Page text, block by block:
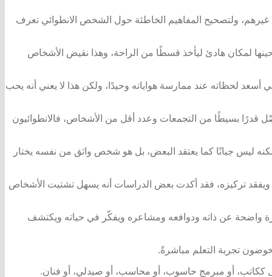
ولتصحيح المفاهيم الخاطئة حول الشخص الانطوائي تعرف
لمكان هادئ ليأخذ قسطًا من الراحة، وهذا نقيض الأشخاص
لحظاته عند ممارسة هواياته وحيدًا، ولكن هذا لا يعني أنه يحب
قدرًا بسيطًا من التجمعات وعدد أقل من الأشخاص، فالانطوائيون
ليس جبانًا كما يعتقد البعض، بل هو شخص واثق من نفسه يختار
ويفقد تركيزه، فقد أكدت بعض الدراسات أنه يسهل تشتيت الأشخاص
واضحة عن ذاته ودوافعه ومشاعره ويفكّر في حياته ويكتشف
تجربة التعلم مباشرةً.
ككاتب، أو مبرمج حاسوب، أو محاسب، أو صيدلي، أو فنان.